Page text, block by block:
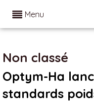
Menu
Non classé
Optym-Ha
standards